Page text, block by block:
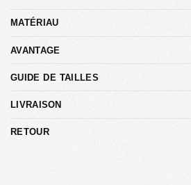
MATÉRIAU
AVANTAGE
GUIDE DE TAILLES
LIVRAISON
RETOUR